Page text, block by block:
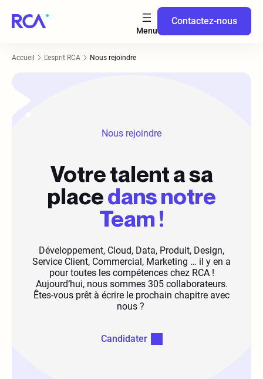
Contactez-nous
Accueil L'esprit RCA Nous rejoindre
Nous rejoindre
Votre talent a sa
placedans notre
Team !
Développement, Cloud, Data, Produit, Design,
Service Client, Commercial, Marketing … il y en a
pour toutes les compétences chez RCA !
Aujourd’hui, nous sommes 305 collaborateurs.
Êtes-vous prêt à écrire le prochain chapitre avec
nous ?
Candidater